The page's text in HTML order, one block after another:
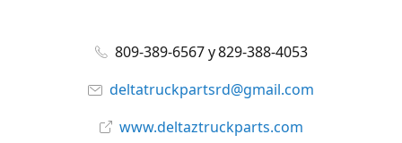
809-389-6567 y 829-388-4053
deltatruckpartsrd@gmail.com
www.deltaztruckparts.com